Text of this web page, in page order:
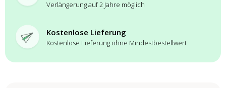
Verlängerung auf 2 Jahre möglich
Kostenlose Lieferung
Kostenlose Lieferung ohne Mindestbestellwert